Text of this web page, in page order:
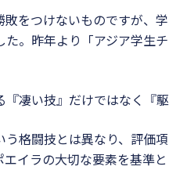
勝敗をつけないものですが
た。昨年より「アジア学生
凄い技』だけではなく『
格闘技とは異なり、評価
イラの大切な要素を基準